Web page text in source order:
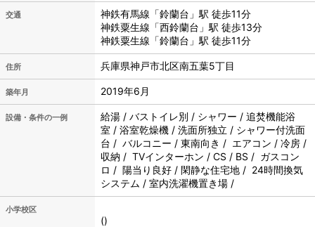
交通
神鉄有馬線「鈴蘭台」駅 徒歩11分
神鉄粟生線「西鈴蘭台」駅 徒歩13分
神鉄粟生線「鈴蘭台」駅 徒歩11分
住所 兵庫県神戸市北区南五葉5丁目
築年月 2019年6月
設備・条件の一例
給湯 / バストイレ別 / シャワー / 追焚機能浴
室 / 浴室乾燥機 / 洗面所独立 / シャワー付洗面
台 / バルコニー / 東南向き / エアコン / 冷房 /
収納 / TVインターホン / CS / BS / ガスコン
ロ / 陽当り良好 / 閑静な住宅地 / 24時間換気
システム / 室内洗濯機置き場 /
小学校区
()